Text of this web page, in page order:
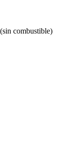
combustible)